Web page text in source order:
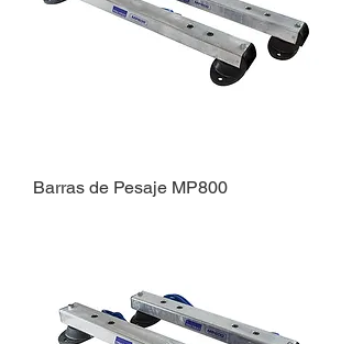
Barras de Pesaje MP800